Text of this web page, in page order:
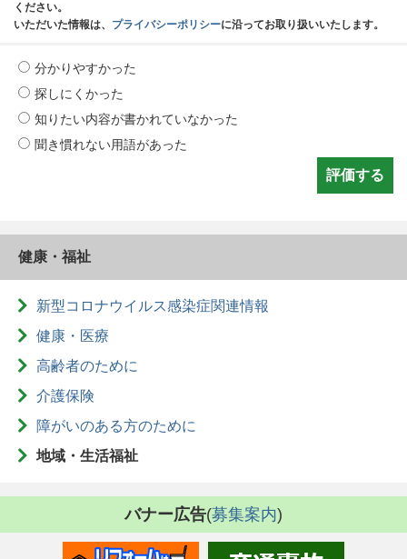
ください。
いただいた情報は、 プライバシーポリシーに沿ってお取り扱いいたします。
分かりやすかった
探しにくかった
知りたい内容が書かれていなかった
聞き慣れない用語があった
健康・福祉
新型コロナウイルス感染症関連情報
健康・医療
高齢者のために
介護保険
障がいのある方のために
地域・生活福祉
バナー広告(募集案内)